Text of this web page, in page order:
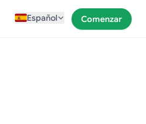
Español Comenzar